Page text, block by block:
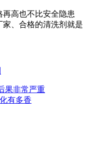
再高也不比安全隐患
、合格的清洗剂就是
果非常严重
有多香